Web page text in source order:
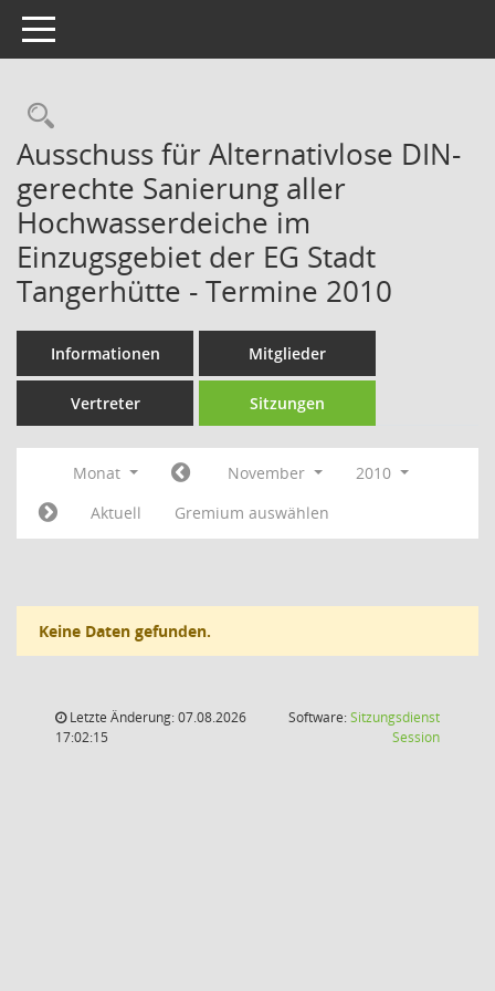
Toggle navigation
Rechercheauswahl
Ausschuss für Alternativlose DIN-
gerechte Sanierung aller
Hochwasserdeiche im
Einzugsgebiet der EG Stadt
Tangerhütte - Termine 2010
Informationen Mitglieder
Vertreter Sitzungen
Monat November
2010
Aktuell
Gremium auswählen
Keine Daten gefunden.
Letzte Änderung: 07.08.2026
17:02:15
Software:Sitzungsdienst
Session(Wird in